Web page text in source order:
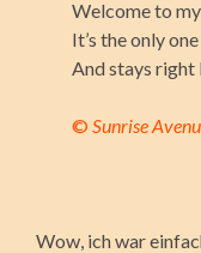
Welcome to
It’s the only
And stays right
© Sunrise
Wow, ich war